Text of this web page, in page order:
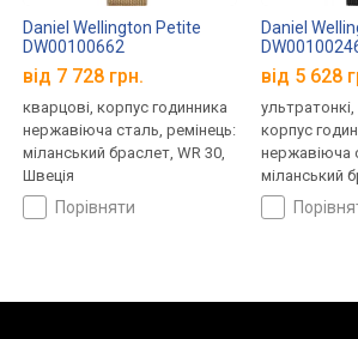
Daniel Wellington Petite
DW00100662
від 7 728 грн.
кварцові, корпус годинника
нержавіюча сталь, ремінець:
міланський браслет, WR 30,
Швеція
порівняти
Daniel
від 5 628
корпус
нержавіюча
міланський
Швеція